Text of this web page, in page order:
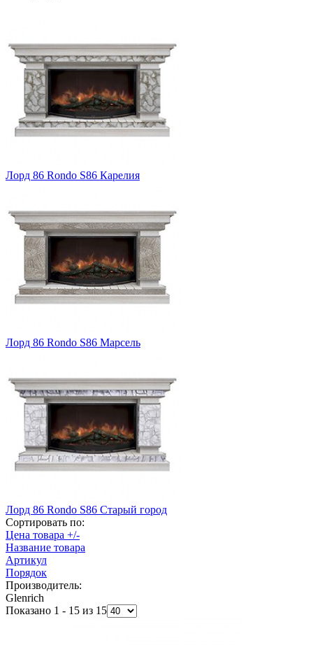
Лорд 86 Rondo S86 Карелия
Лорд 86 Rondo S86 Марсель
Лорд 86 Rondo S86 Старый город
Сортировать по:
Цена товара +/-
Название товара
Артикул
Порядок
Производитель:
Glenrich
Показано 1 - 15 из 15